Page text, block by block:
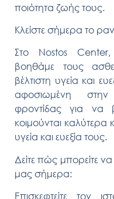
ποιότητα ζωής τους.
Κλείστε σήμερα το
Στο Nostos Center,
βοηθάμε τους
βέλτιστη υγεία και
αφοσιωμένη στην
φροντίδας για
κοιμούνται καλύτερα
υγεία και ευεξία τους.
Δείτε πώς μπορείτε
μας σήμερα:
Επισκεφτείτε τον